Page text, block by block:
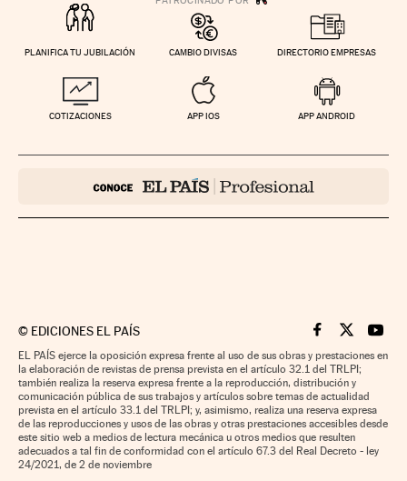
PLANIFICA TU JUBILACIÓN CAMBIO DIVISAS DIRECTORIO EMPRESAS
COTIZACIONES APP IOS APP ANDROID
© EDICIONES EL PAÍS Cinco Días en
Cinco Días
Cinco
EL PAÍS ejerce la oposición expresa frente al uso de sus obras y prestaciones en
la elaboración de revistas de prensa prevista en el artículo 32.1 del TRLPI;
también realiza la reserva expresa frente a la reproducción, distribución y
comunicación pública de sus trabajos y artículos sobre temas de actualidad
prevista en el artículo 33.1 del TRLPI; y, asimismo, realiza una reserva expresa
de las reproducciones y usos de las obras y otras prestaciones accesibles desde
este sitio web a medios de lectura mecánica u otros medios que resulten
adecuados a tal fin de conformidad con el artículo 67.3 del Real Decreto - ley
24/2021, de 2 de noviembre